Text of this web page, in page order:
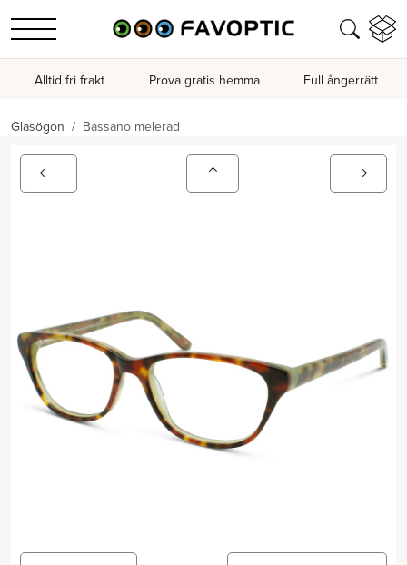
Alltid fri frakt Prova gratis hemma Full ångerrätt
Glasögon Bassano melerad